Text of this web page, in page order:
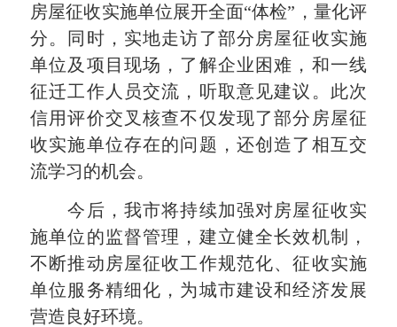
房屋征收实施单位展开全面“体检”，量化评
分。同时，实地走访了部分房屋征收实施
单位及项目现场，了解企业困难，和一线
征迁工作人员交流，听取意见建议。此次
信用评价交叉核查不仅发现了部分房屋征
收实施单位存在的问题，还创造了相互交
流学习的机会。
今后，我市将持续加强对房屋征收实
施单位的监督管理，建立健全长效机制，
不断推动房屋征收工作规范化、征收实施
单位服务精细化，为城市建设和经济发展
营造良好环境。